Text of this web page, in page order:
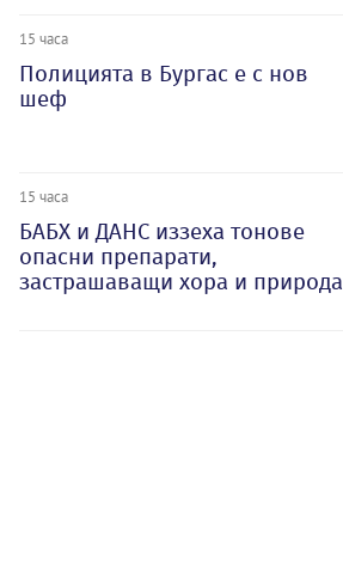
15 часа
Полицията в Бургас е с нов
шеф
15 часа
БАБХ и ДАНС иззеха тонове
опасни препарати,
застрашаващи хора и природа